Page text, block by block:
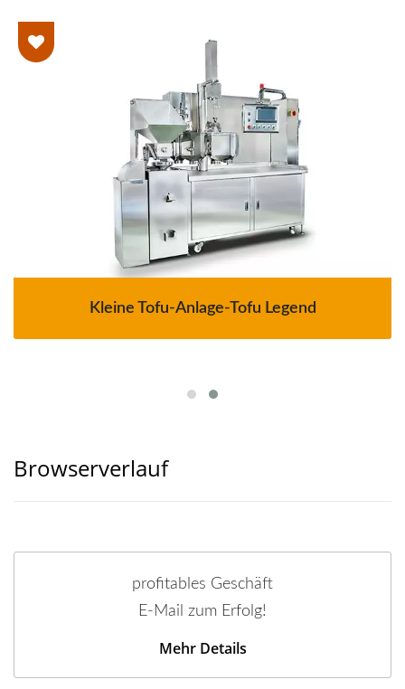
Kleine Tofu-Anlage-Tofu Legend
Browserverlauf
profitables Geschäft
E-Mail zum Erfolg!
Mehr Details